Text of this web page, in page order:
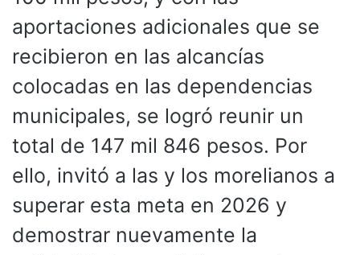
aportaciones adicionales que se
recibieron en las alcancías
colocadas en las dependencias
municipales, se logró reunir un
total de 147 mil 846 pesos. Por
ello, invitó a las y los morelianos a
superar esta meta en 2026 y
demostrar nuevamente la